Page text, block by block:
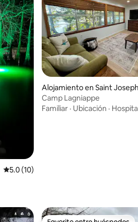
Calificación promedio: 5.0 de 5, 10
5.0 (10)
Alojamiento en Saint Joseph
Camp Lagniappe
Familiar · Ubicación ·